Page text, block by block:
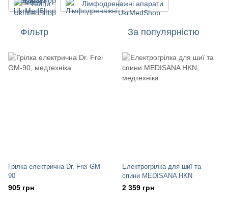
Тейпи Лімфодренажні апарати
Фільтр За популярністю
Грілка електрична Dr. Frei GM-
90
905 грн
Електрогрілка для шиї та
спини MEDISANA HKN
2 359 грн